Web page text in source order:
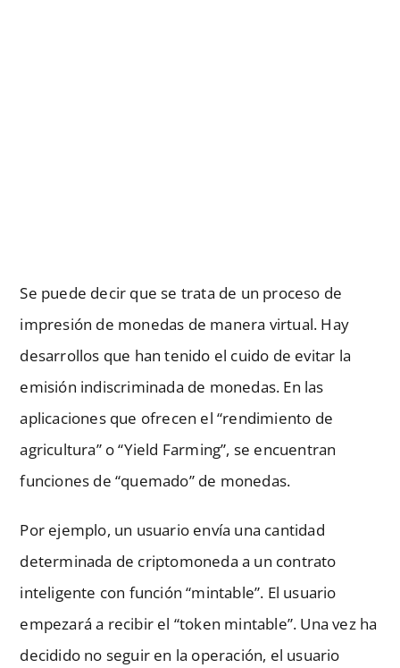
Se puede decir que se trata de un proceso de
impresión de monedas de manera virtual. Hay
desarrollos que han tenido el cuido de evitar la
emisión indiscriminada de monedas. En las
aplicaciones que ofrecen el “rendimiento de
agricultura” o “Yield Farming”, se encuentran
funciones de “quemado” de monedas.
Por ejemplo, un usuario envía una cantidad
determinada de criptomoneda a un contrato
inteligente con función “mintable”. El usuario
empezará a recibir el “token mintable”. Una vez ha
decidido no seguir en la operación, el usuario